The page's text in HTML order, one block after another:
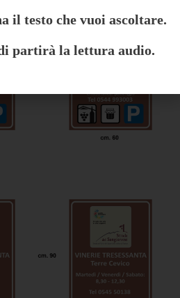
il testo che vuoi ascoltare.
partirà la lettura audio.